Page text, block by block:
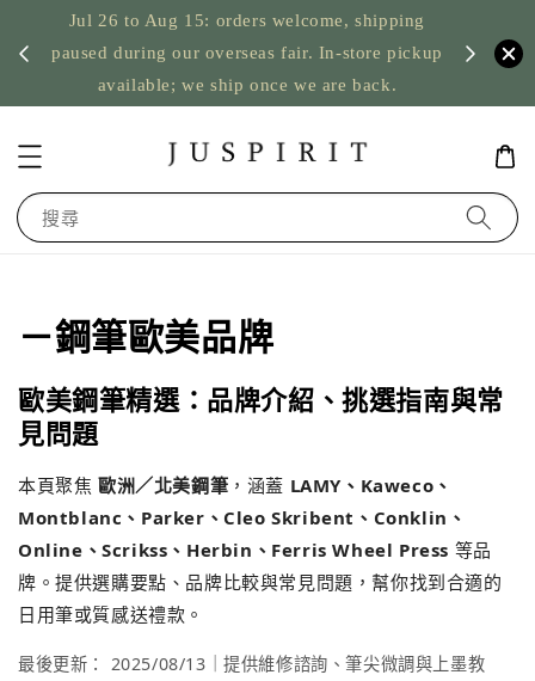
Jul 26 to Aug 15: orders welcome, shipping
paused during our overseas fair. In-store pickup
available; we ship once we are back.
US
搜尋
－鋼筆歐美品牌
歐美鋼筆精選：品牌介紹、挑選指南與常
見問題
本頁聚焦 歐洲／北美鋼筆 ，涵蓋 LAMY、Kaweco、
Montblanc、Parker、Cleo Skribent、Conklin、
Online、Scrikss、Herbin、Ferris Wheel Press 等品
牌。提供選購要點、品牌比較與常見問題，幫你找到合適的
日用筆或質感送禮款。
最後更新： 2025/08/13 ｜提供維修諮詢、筆尖微調與上墨教